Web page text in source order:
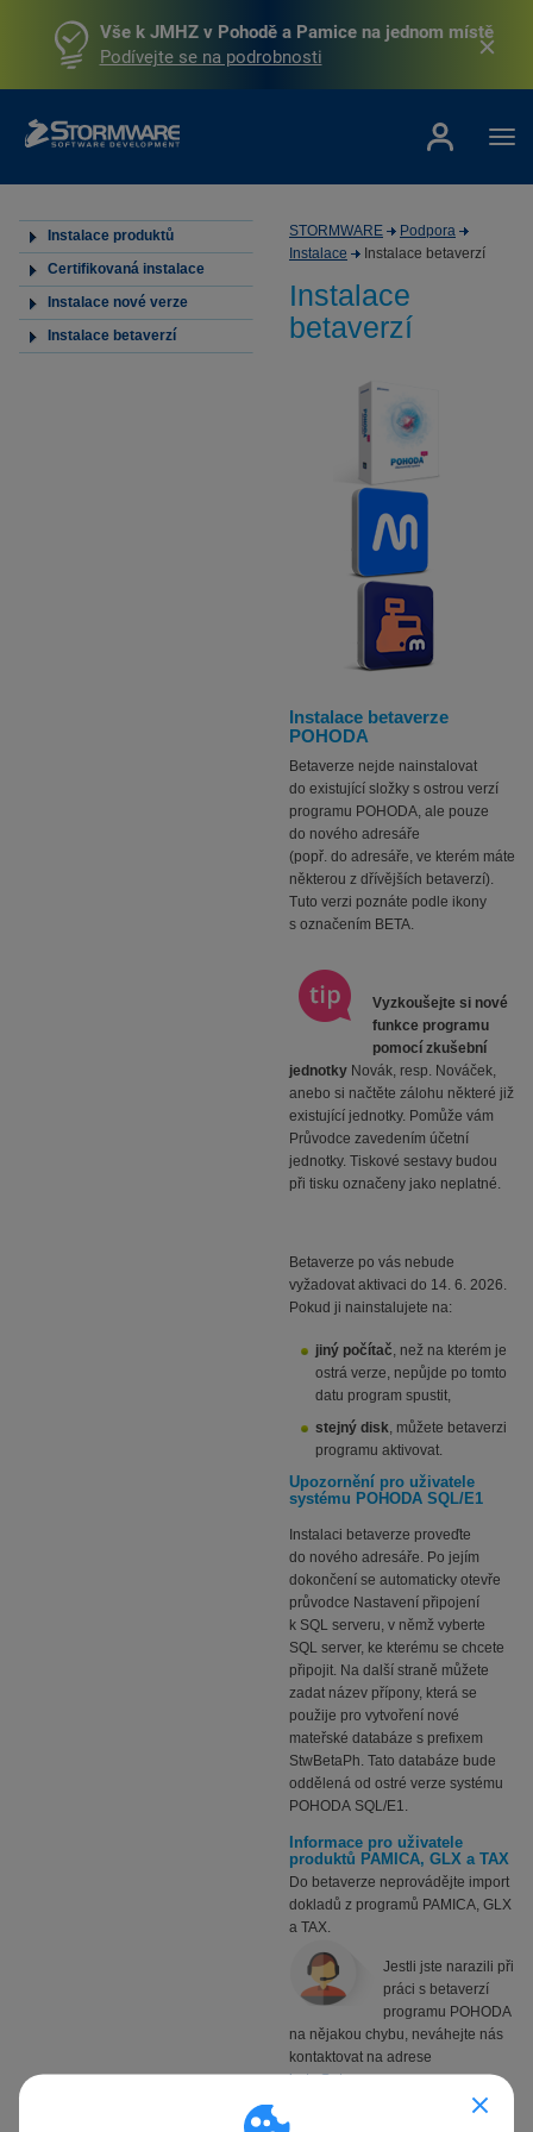
Vše k JMHZ v Pohodě a Pamice na jednom místě
Podívejte se na podrobnosti
Instalace produktů
Certifikovaná instalace
Instalace nové verze
Instalace betaverzí
STORMWARE
Podpora
Instalace
Instalace betaverzí
Instalace
betaverzí
Instalace betaverze
POHODA
Betaverze nejde nainstalovat
do existující složky s ostrou verzí
programu POHODA, ale pouze
do nového adresáře
(popř. do adresáře, ve kterém máte
některou z dřívějších betaverzí).
Tuto verzi poznáte podle ikony
s označením BETA.
Vyzkoušejte si nové
funkce programu
pomocí zkušební
jednotky Novák, resp. Nováček,
anebo si načtěte zálohu některé již
existující jednotky. Pomůže vám
Průvodce zavedením účetní
jednotky. Tiskové sestavy budou
při tisku označeny jako neplatné.
Betaverze po vás nebude
vyžadovat aktivaci do 14. 6. 2026.
Pokud ji nainstalujete na:
jiný počítač, než na kterém je
ostrá verze, nepůjde po tomto
datu program spustit,
stejný disk, můžete betaverzi
programu aktivovat.
Upozornění pro uživatele
systému POHODA SQL/E1
Instalaci betaverze proveďte
do nového adresáře. Po jejím
dokončení se automaticky otevře
průvodce Nastavení připojení
k SQL serveru, v němž vyberte
SQL server, ke kterému se chcete
připojit. Na další straně můžete
zadat název přípony, která se
použije pro vytvoření nové
mateřské databáze s prefixem
StwBetaPh. Tato databáze bude
oddělená od ostré verze systému
POHODA SQL/E1.
Informace pro uživatele
produktů PAMICA, GLX a TAX
Do betaverze neprovádějte import
dokladů z programů PAMICA, GLX
a TAX.
Jestli jste narazili při
práci s betaverzí
programu POHODA
na nějakou chybu, neváhejte nás
kontaktovat na adrese
beta@stormware.cz.